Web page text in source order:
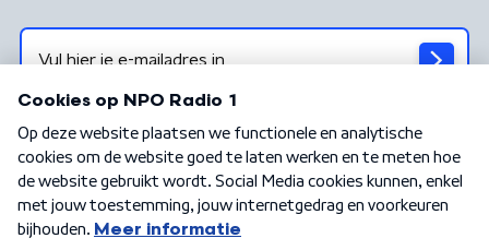
Algemene voorwaarden